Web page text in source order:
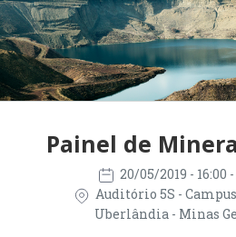
Painel de
20/05/2019 - 16:00
Auditório 5S -
Uberlândia - Minas